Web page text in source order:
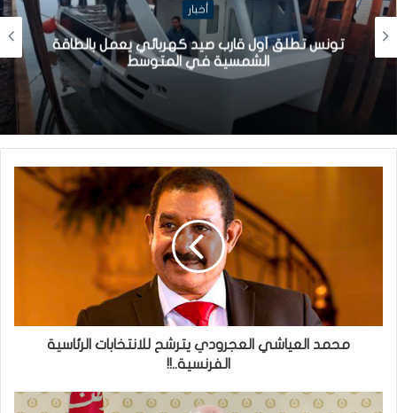
أخبار
تونس تطلق أول قارب صيد كهربائي يعمل بالطاقة
الشمسية في المتوسط
محمد العياشي العجرودي يترشح للانتخابات الرئاسية
الفرنسية..!!